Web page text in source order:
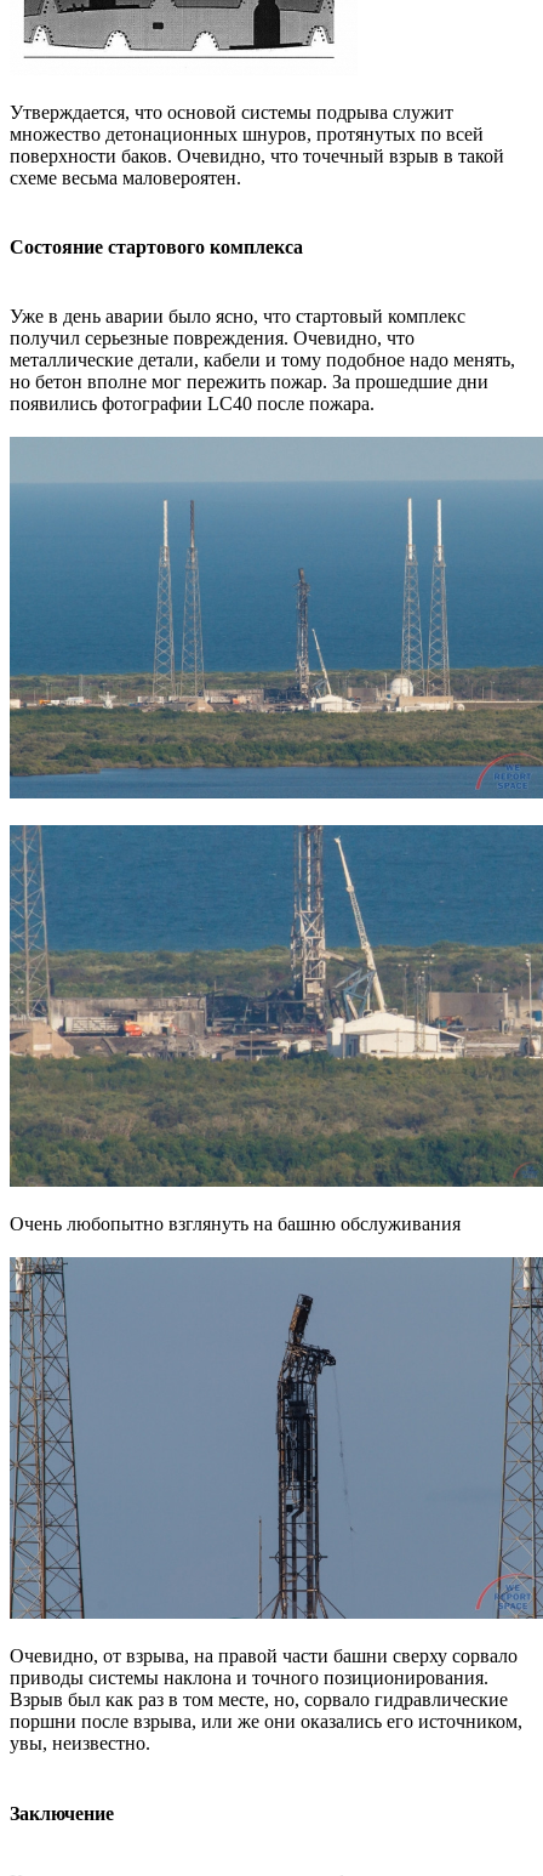
Утверждается, что основой системы подрыва служит
множество детонационных шнуров, протянутых по всей
поверхности баков. Очевидно, что точечный взрыв в такой
схеме весьма маловероятен.
Состояние стартового комплекса
Уже в день аварии было ясно, что стартовый комплекс
получил серьезные повреждения. Очевидно, что
металлические детали, кабели и тому подобное надо менять,
но бетон вполне мог пережить пожар. За прошедшие дни
появились фотографии LC40 после пожара.
Очень любопытно взглянуть на башню обслуживания
Очевидно, от взрыва, на правой части башни сверху сорвало
приводы системы наклона и точного позиционирования.
Взрыв был как раз в том месте, но, сорвало гидравлические
поршни после взрыва, или же они оказались его источником,
увы, неизвестно.
Заключение